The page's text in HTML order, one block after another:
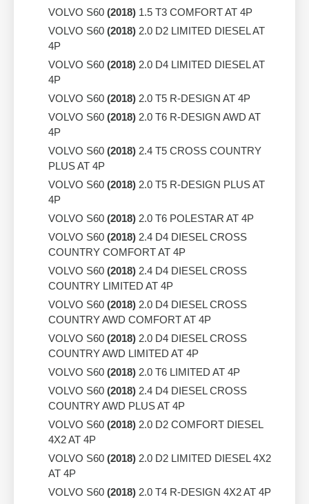
VOLVO S60 (2018) 1.5 T3 COMFORT AT 4P
VOLVO S60 (2018) 2.0 D2 LIMITED DIESEL AT
4P
VOLVO S60 (2018) 2.0 D4 LIMITED DIESEL AT
4P
VOLVO S60 (2018) 2.0 T5 R-DESIGN AT 4P
VOLVO S60 (2018) 2.0 T6 R-DESIGN AWD AT
4P
VOLVO S60 (2018) 2.4 T5 CROSS COUNTRY
PLUS AT 4P
VOLVO S60 (2018) 2.0 T5 R-DESIGN PLUS AT
4P
VOLVO S60 (2018) 2.0 T6 POLESTAR AT 4P
VOLVO S60 (2018) 2.4 D4 DIESEL CROSS
COUNTRY COMFORT AT 4P
VOLVO S60 (2018) 2.4 D4 DIESEL CROSS
COUNTRY LIMITED AT 4P
VOLVO S60 (2018) 2.0 D4 DIESEL CROSS
COUNTRY AWD COMFORT AT 4P
VOLVO S60 (2018) 2.0 D4 DIESEL CROSS
COUNTRY AWD LIMITED AT 4P
VOLVO S60 (2018) 2.0 T6 LIMITED AT 4P
VOLVO S60 (2018) 2.4 D4 DIESEL CROSS
COUNTRY AWD PLUS AT 4P
VOLVO S60 (2018) 2.0 D2 COMFORT DIESEL
4X2 AT 4P
VOLVO S60 (2018) 2.0 D2 LIMITED DIESEL 4X2
AT 4P
VOLVO S60 (2018) 2.0 T4 R-DESIGN 4X2 AT 4P